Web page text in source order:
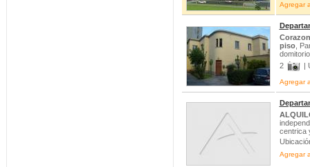
Agregar
piso,
2
|
Agregar
centrica
Agregar